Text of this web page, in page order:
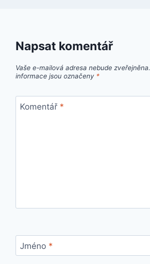
Napsat komentář
Vaše e-mailová adresa nebude zveřejněna.
informace jsou označeny *
Komentář *
Jméno *